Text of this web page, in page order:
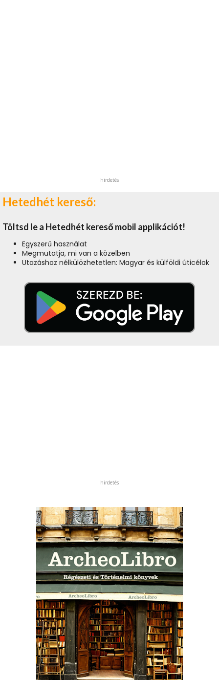
hirdetés
Hetedhét kereső:
Töltsd le a Hetedhét kereső mobil applikációt!
Egyszerű használat
Megmutatja, mi van a közelben
Utazáshoz nélkülözhetetlen: Magyar és külföldi úticélok
hirdetés